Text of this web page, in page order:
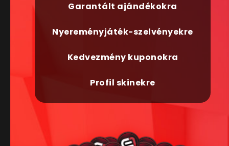
Garantált ajándékokra
Nyereményjáték-szelvényekre
Kedvezmény kuponokra
Profil skinekre